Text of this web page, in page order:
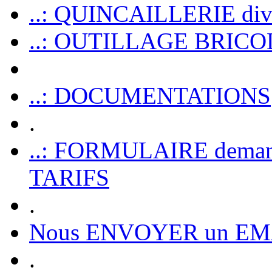
..: QUINCAILLERIE
..: OUTILLAGE
..: DOCUMENTATIONS
.
..: FORMULAIRE
TARIFS
.
Nous ENVOYER un
.